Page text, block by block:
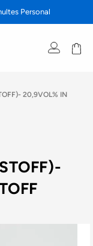
Personal
20,9VOL% IN